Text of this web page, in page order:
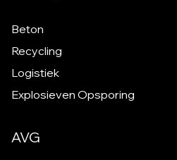
Beton
Recycling
Logistiek
Explosieven Opsporing
AVG